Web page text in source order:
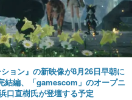
ョン』の新映像が8月26日早朝に
結編、「gamescom」のオープニ
口直樹氏が登壇する予定